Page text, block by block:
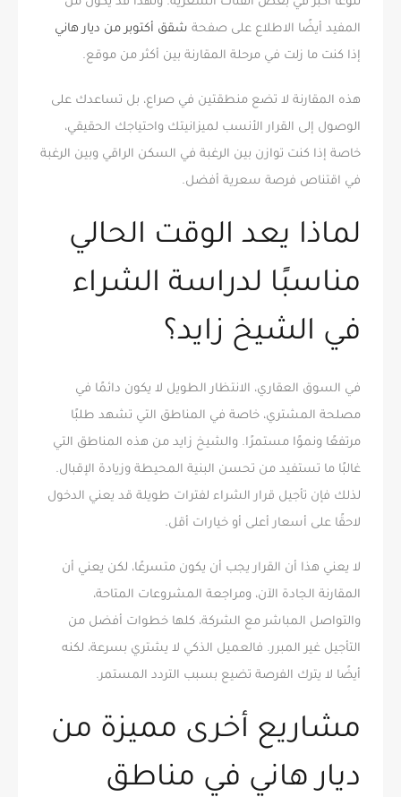
المفيد أيضًا الاطلاع على صفحة شقق أكتوبر من ديار هاني
إذا كنت ما زلت في مرحلة المقارنة بين أكثر من موقع.
هذه المقارنة لا تضع منطقتين في صراع، بل تساعدك على
الوصول إلى القرار الأنسب لميزانيتك واحتياجك الحقيقي،
خاصة إذا كنت توازن بين الرغبة في السكن الراقي وبين الرغبة
في اقتناص فرصة سعرية أفضل.
لماذا يعد الوقت الحالي
مناسبًا لدراسة الشراء
في الشيخ زايد؟
في السوق العقاري، الانتظار الطويل لا يكون دائمًا في
مصلحة المشتري، خاصة في المناطق التي تشهد طلبًا
مرتفعًا ونموًا مستمرًا. والشيخ زايد من هذه المناطق التي
غالبًا ما تستفيد من تحسن البنية المحيطة وزيادة الإقبال.
لذلك فإن تأجيل قرار الشراء لفترات طويلة قد يعني الدخول
لاحقًا على أسعار أعلى أو خيارات أقل.
لا يعني هذا أن القرار يجب أن يكون متسرعًا، لكن يعني أن
المقارنة الجادة الآن، ومراجعة المشروعات المتاحة،
والتواصل المباشر مع الشركة، كلها خطوات أفضل من
التأجيل غير المبرر. فالعميل الذكي لا يشتري بسرعة، لكنه
أيضًا لا يترك الفرصة تضيع بسبب التردد المستمر.
مشاريع أخرى مميزة من
ديار هاني في مناطق